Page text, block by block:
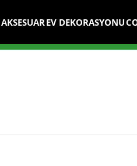
AKSESUAR EV DEKORASYONU